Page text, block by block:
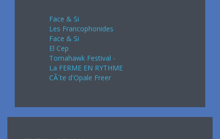
Face & Si
Les Francophonides
Face & Si
El Cep
Tomahawk Festival -
La FERME EN RYTHME
CÃ´te d'Opale Freer